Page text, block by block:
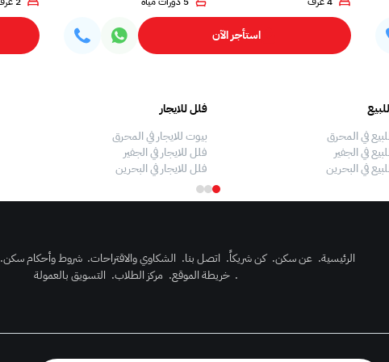
استأجر الآن
في المحرق
في الجفير
في البحرين
فلل للايجار
بيوت للايجار في المحرق
فلل للايجار في الجفير
فلل للايجار في البحرين
الرئيسية. عن سكن. كن شريكاً. اتصل بنا. الشكاوي والاقتراحات. شروط وأحكام سكن.
. خريطة الموقع. مركز الطلاب. التسويق بالعمولة